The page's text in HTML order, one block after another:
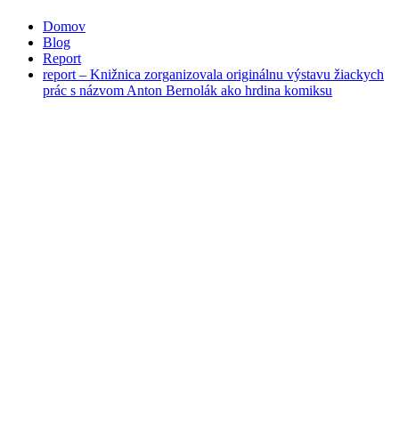
Domov
Blog
Report
report – Knižnica zorganizovala originálnu výstavu žiackych
prác s názvom Anton Bernolák ako hrdina komiksu